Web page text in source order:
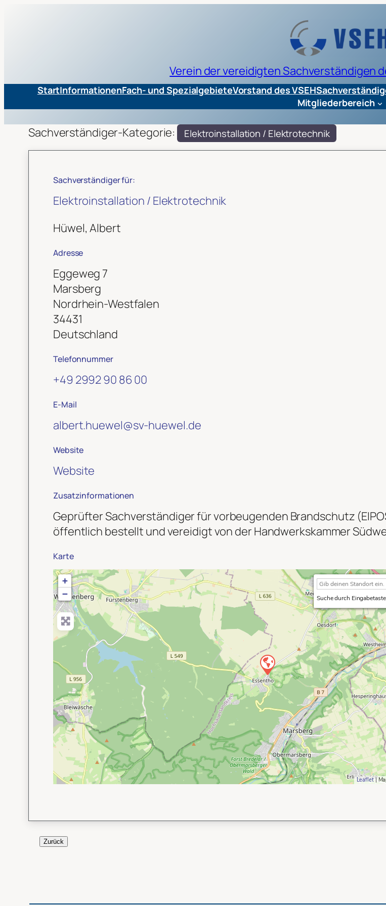
Verein der vereidigten Sachverständigen
StartInformationenFach- und SpezialgebieteVorstand des VSEH
Mitgliederbereich
Sachverständiger-Kategorie: Elektroinstallation / Elektrotechnik
Sachverständiger für:
Elektroinstallation / Elektrotechnik
Hüwel, Albert
Adresse
Eggeweg 7
Marsberg
Nordrhein-Westfalen
34431
Deutschland
Telefonnummer
+49 2992 90 86 00
E-Mail
albert.huewel@sv-huewel.de
Website
Website
Zusatzinformationen
Geprüfter Sachverständiger für vorbeugenden Brandschutz
öffentlich bestellt und vereidigt von der Handwerkskammer
Karte
+
−
Suche durch
Leaflet|
Zurück